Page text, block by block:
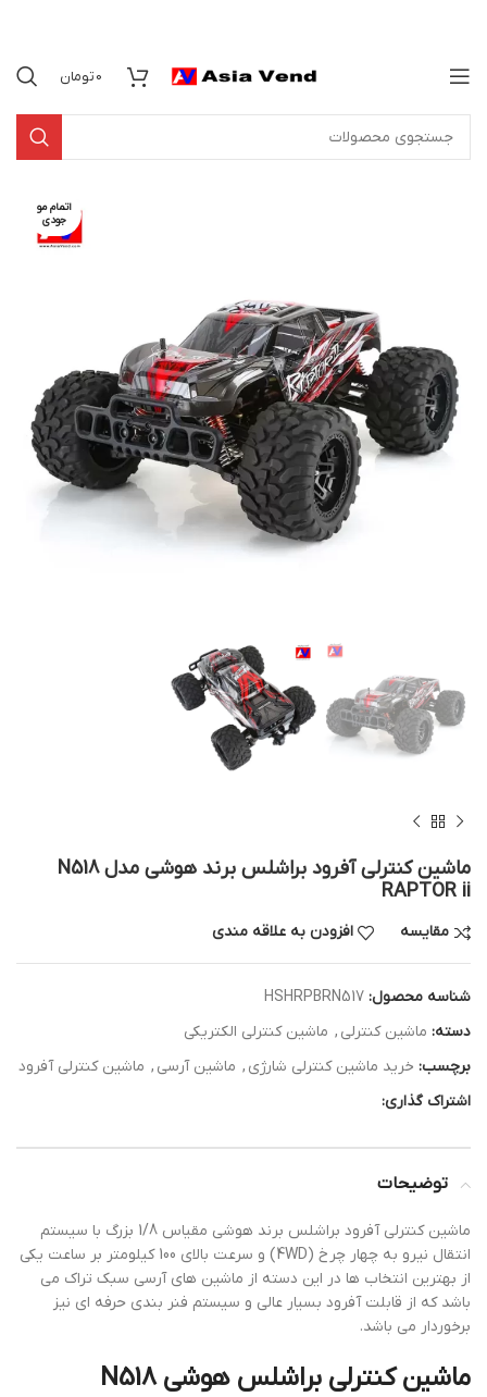
0تومان
اتمام مو
جودی
ماشین کنترلی آفرود براشلس برند هوشی مدل N518
RAPTOR ii
مقایسه افزودن به علاقه مندی
شناسه محصول: HSHRPBRN517
دسته: ماشین کنترلی , ماشین کنترلی الکتریکی
برچسب: خرید ماشین کنترلی شارژی , ماشین آرسی , ماشین کنترلی آفرود
اشتراک گذاری:
توضیحات
ماشین کنترلی آفرود براشلس برند هوشی مقیاس 1/8 بزرگ با سیستم
انتقال نیرو به چهار چرخ (4WD) و سرعت بالای 100 کیلومتر بر ساعت یکی
از بهترین انتخاب ها در این دسته از ماشین های آرسی سبک تراک می
باشد که از قابلت آفرود بسیار عالی و سیستم فنر بندی حرفه ای نیز
برخوردار می باشد.
ماشین کنترلی براشلس هوشی N518